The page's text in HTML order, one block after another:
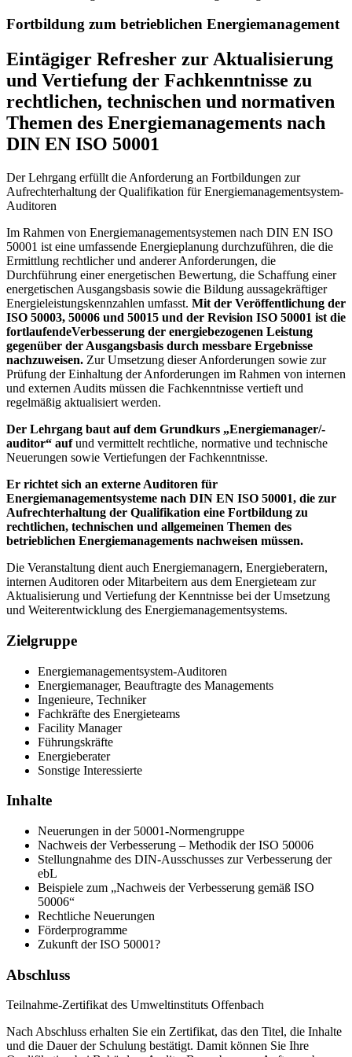
Fortbildung zum betrieblichen Energiemanagement
Eintägiger Refresher zur Aktualisierung
und Vertiefung der Fachkenntnisse zu
rechtlichen, technischen und normativen
Themen des Energiemanagements nach
DIN EN ISO 50001
Der Lehrgang erfüllt die Anforderung an Fortbildungen zur
Aufrechterhaltung der Qualifikation für Energiemanagementsystem-
Auditoren
Im Rahmen von Energiemanagementsystemen nach DIN EN ISO
50001 ist eine umfassende Energieplanung durchzuführen, die die
Ermittlung rechtlicher und anderer Anforderungen, die
Durchführung einer energetischen Bewertung, die Schaffung einer
energetischen Ausgangsbasis sowie die Bildung aussagekräftiger
Energieleistungskennzahlen umfasst. Mit der Veröffentlichung der
ISO 50003, 50006 und 50015 und der Revision ISO 50001 ist die
fortlaufendeVerbesserung der energiebezogenen Leistung
gegenüber der Ausgangsbasis durch messbare Ergebnisse
nachzuweisen. Zur Umsetzung dieser Anforderungen sowie zur
Prüfung der Einhaltung der Anforderungen im Rahmen von internen
und externen Audits müssen die Fachkenntnisse vertieft und
regelmäßig aktualisiert werden.
Der Lehrgang baut auf dem Grundkurs „Energiemanager/-
auditor“ aufund vermittelt rechtliche, normative und technische
Neuerungen sowie Vertiefungen der Fachkenntnisse.
Er richtet sich an externe Auditoren für
Energiemanagementsysteme nach DIN EN ISO 50001, die zur
Aufrechterhaltung der Qualifikation eine Fortbildung zu
rechtlichen, technischen und allgemeinen Themen des
betrieblichen Energiemanagements nachweisen müssen.
Die Veranstaltung dient auch Energiemanagern, Energieberatern,
internen Auditoren oder Mitarbeitern aus dem Energieteam zur
Aktualisierung und Vertiefung der Kenntnisse bei der Umsetzung
und Weiterentwicklung des Energiemanagementsystems.
Zielgruppe
Energiemanagementsystem-Auditoren
Energiemanager, Beauftragte des Managements
Ingenieure, Techniker
Fachkräfte des Energieteams
Facility Manager
Führungskräfte
Energieberater
Sonstige Interessierte
Inhalte
Neuerungen in der 50001-Normengruppe
Nachweis der Verbesserung – Methodik der ISO 50006
Stellungnahme des DIN-Ausschusses zur Verbesserung der
ebL
Beispiele zum „Nachweis der Verbesserung gemäß ISO
50006“
Rechtliche Neuerungen
Förderprogramme
Zukunft der ISO 50001?
Abschluss
Teilnahme-Zertifikat des Umweltinstituts Offenbach
Nach Abschluss erhalten Sie ein Zertifikat, das den Titel, die Inhalte
und die Dauer der Schulung bestätigt. Damit können Sie Ihre